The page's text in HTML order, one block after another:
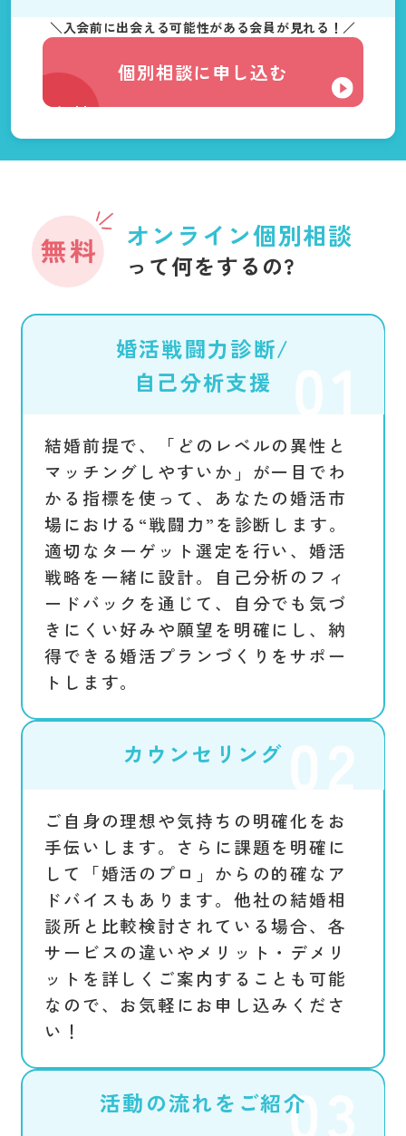
＼入会前に出会える可能性がある会員が見れる！／
無料
個別相談に申し込む
オンライン個別相談
って何をするの?
婚活戦闘力診断/
自己分析支援
結婚前提で、「どのレベルの異性と
マッチングしやすいか」が一目でわ
かる指標を使って、あなたの婚活市
場における“戦闘力”を診断します。
適切なターゲット選定を行い、婚活
戦略を一緒に設計。自己分析のフィ
ードバックを通じて、自分でも気づ
きにくい好みや願望を明確にし、納
得できる婚活プランづくりをサポー
トします。
カウンセリング
ご自身の理想や気持ちの明確化をお
手伝いします。さらに課題を明確に
して「婚活のプロ」からの的確なア
ドバイスもあります。他社の結婚相
談所と比較検討されている場合、各
サービスの違いやメリット・デメリ
ットを詳しくご案内することも可能
なので、お気軽にお申し込みくださ
い！
活動の流れをご紹介